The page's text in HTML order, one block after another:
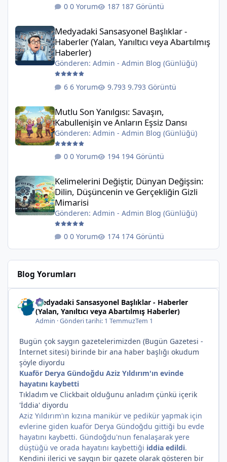
0 Yorum
187 Görüntü
Medyadaki Sansasyonel Başlıklar - Haberler (Yalan, Yanıltıcı
Medyadaki Sansasyonel Başlıklar -
Haberler (Yalan, Yanıltıcı veya Abartılmış
Haberler)
Gönderen: Admin - Admin Blog (Günlüğü)
6 Yorum
9.793 Görüntü
Mutlu Son Yanılgısı: Savaşın,
Kabullenişin ve Anların Eşsiz Dansı
Gönderen: Admin - Admin Blog (Günlüğü)
0 Yorum
194 Görüntü
Kelimelerini Değiştir, Dünyan Değişsin: Dilin, Düşüncenin ve
Kelimelerini Değiştir, Dünyan Değişsin:
Dilin, Düşüncenin ve Gerçekliğin Gizli
Mimarisi
Gönderen: Admin - Admin Blog (Günlüğü)
0 Yorum 174 Görüntü
Blog Yorumları
Medyadaki Sansasyonel Başlıklar - Haberler
(Yalan, Yanıltıcı veya Abartılmış Haberler)
Admin ·Gönderi tarihi: 1 TemmuzTem 1
Bugün çok saygın gazetelerimizden (Bugün Gazetesi -
İnternet sitesi) birinde bir ana haber başlığı okudum
şöyle diyordu
Kuaför Derya Gündoğdu Aziz Yıldırım'ın evinde
hayatını kaybetti
Tıkladım ve Clickbait olduğunu anladım çünkü içerik
'İddia' diyordu
Aziz Yıldırım'ın kızına manikür ve pedikür yapmak için
evlerine giden kuaför Derya Gündoğdu gittiği bu evde
hayatını kaybetti. Gündoğdu'nun fenalaşarak yere
düştüğü ve orada hayatını kaybettiği iddia edildi.
Kendini ilerici ve saygın bir gazete olarak gösteren bir